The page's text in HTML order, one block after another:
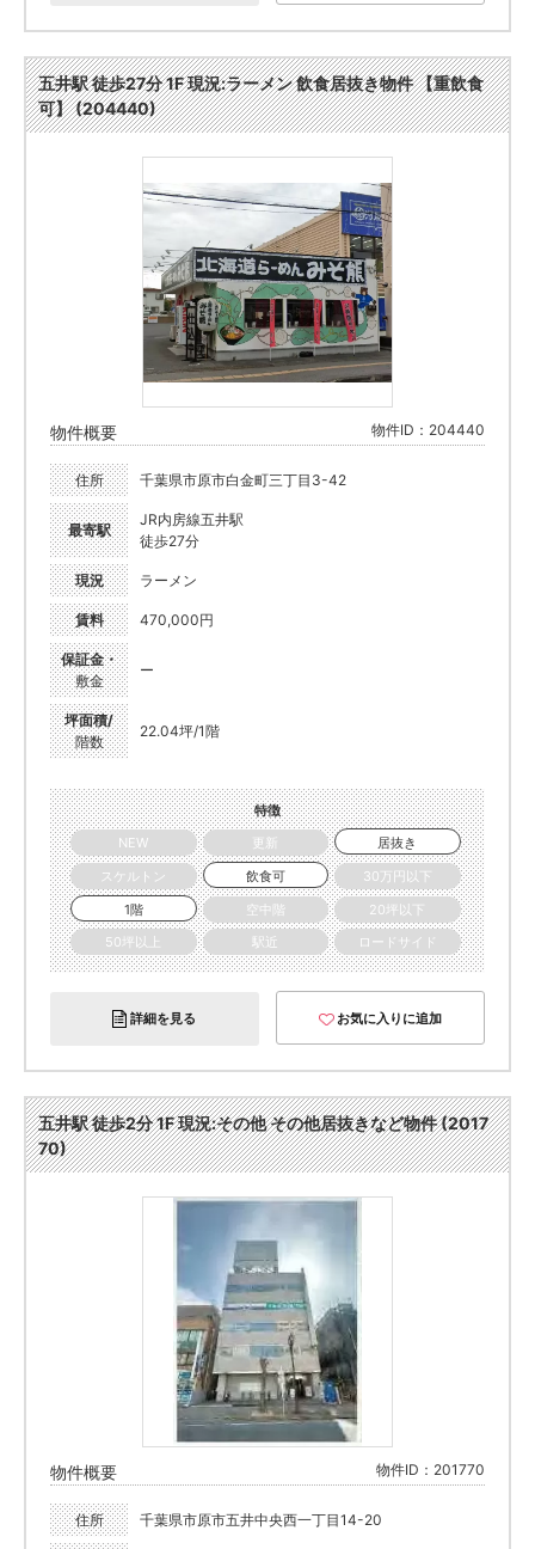
五井駅 徒歩27分 1F 現況:ラーメン 飲食居抜き物件 【重飲食
可】 (204440)
物件概要 物件ID：204440
住所 千葉県市原市白金町三丁目3-42
最寄駅
JR内房線五井駅
徒歩27分
現況 ラーメン
賃料 470,000円
保証金・
敷金
ー
坪面積/
階数
22.04坪/1階
特徴
NEW
更新
居抜き
スケルトン
飲食可
30万円以下
1階
空中階
20坪以下
50坪以上
駅近 ロードサイド
詳細を見る お気に入りに追加
五井駅 徒歩2分 1F 現況:その他 その他居抜きなど物件 (2017
70)
物件概要 物件ID：201770
住所 千葉県市原市五井中央西一丁目14-20